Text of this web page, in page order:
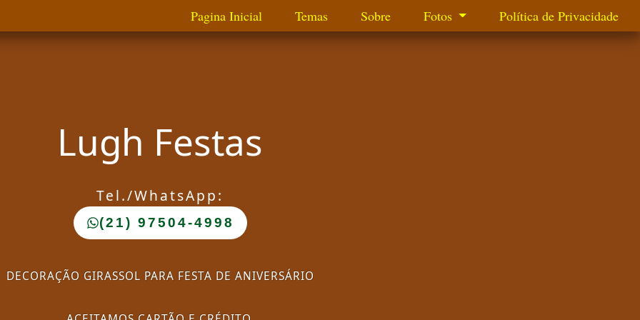
Pagina Inicial Temas Sobre Fotos Política de Privacidade
Lugh Festas
Tel./WhatsApp:
(21) 97504-4998
DECORAÇÃO GIRASSOL PARA FESTA DE ANIVERSÁRIO